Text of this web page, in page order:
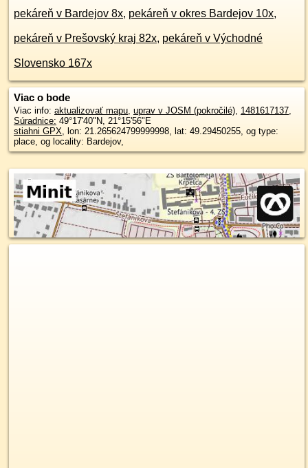
pekáreň v Bardejov 8x, pekáreň v okres Bardejov 10x,
pekáreň v Prešovský kraj 82x, pekáreň v Východné
Slovensko 167x
Viac o bode
Viac info: aktualizovať mapu, uprav v JOSM (pokročilé), 1481617137,
Súradnice: 49°17'40"N, 21°15'56"E
stiahni GPX, lon: 21.265624799999998, lat: 49.29450255, og type:
place, og locality: Bardejov,